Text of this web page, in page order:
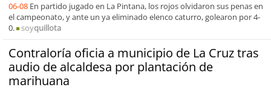
06-08 En partido jugado en La Pintana, los rojos olvidaron sus penas en
el campeonato, y ante un ya eliminado elenco caturro, golearon por 4-
0.
soyquillota
Contraloría oficia a municipio de La Cruz tras
audio de alcaldesa por plantación de
marihuana